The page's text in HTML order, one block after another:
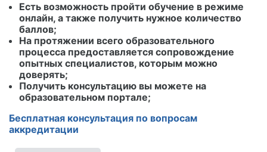
Есть возможность пройти обучение в режиме
онлайн, а также получить нужное количество
баллов;
На протяжении всего образовательного
процесса предоставляется сопровождение
опытных специалистов, которым можно
доверять;
Получить консультацию вы можете на
образовательном портале;
Бесплатная консультация по вопросам
аккредитации